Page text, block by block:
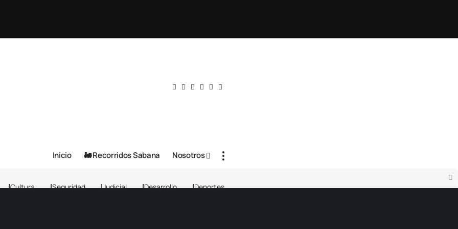
Inicio 🚂 Recorridos Sabana Nosotros
Cultura Seguridad Judicial Desarrollo Deportes